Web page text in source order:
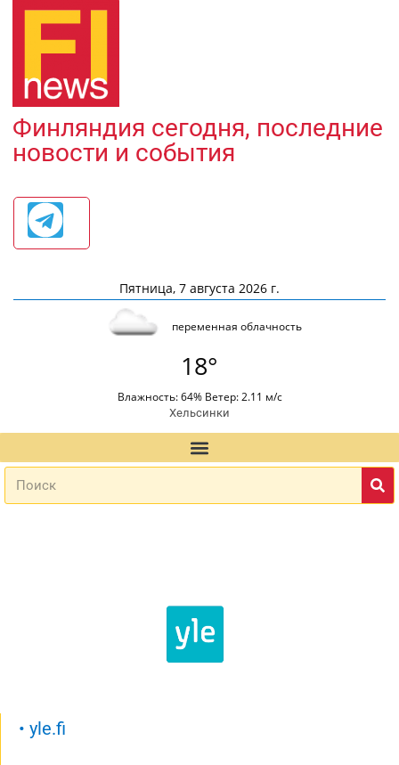
Финляндия сегодня, последние
новости и события
Пятница, 7 августа 2026 г.
переменная облачность
18°
Влажность: 64% Ветер: 2.11 м/с
Хельсинки
• yle.fi